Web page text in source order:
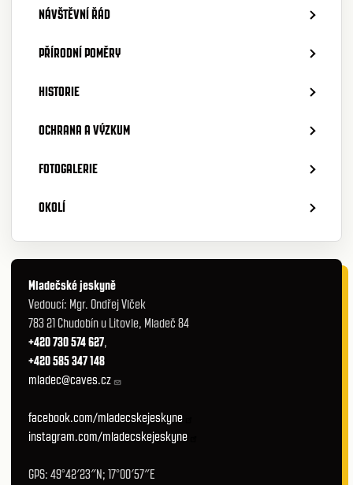
NÁVŠTĚVNÍ ŘÁD
PŘÍRODNÍ POMĚRY
HISTORIE
OCHRANA A VÝZKUM
FOTOGALERIE
OKOLÍ
Mladečské jeskyně
Vedoucí: Mgr. Ondřej Vlček
783 21 Chudobín u Litovle, Mladeč 84
+420 730 574 627,
+420 585 347 148
mladec@caves.cz
facebook.com/mladecskejeskyne
instagram.com/mladecskejeskyne
GPS: 49°42′23″N; 17°00′57″E